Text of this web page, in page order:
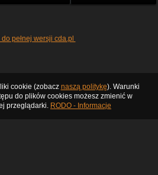
do pełnej wersji cda.pl
cookie (zobacz naszą politykę). Warunki
do plików cookies możesz zmienić w
przeglądarki. RODO - Informacje